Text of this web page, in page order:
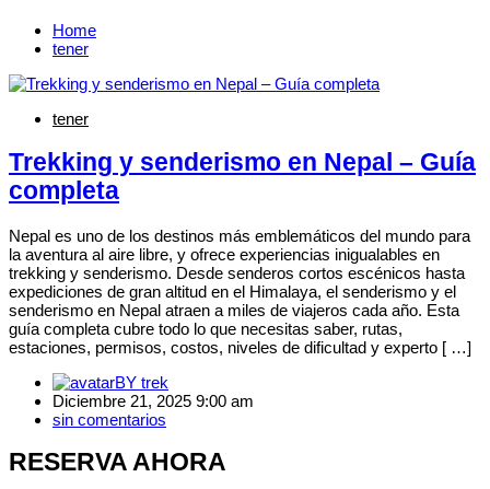
Home
tener
tener
Trekking y senderismo en Nepal – Guía
completa
Nepal es uno de los destinos más emblemáticos del mundo para
la aventura al aire libre, y ofrece experiencias inigualables en
trekking y senderismo. Desde senderos cortos escénicos hasta
expediciones de gran altitud en el Himalaya, el senderismo y el
senderismo en Nepal atraen a miles de viajeros cada año. Esta
guía completa cubre todo lo que necesitas saber, rutas,
estaciones, permisos, costos, niveles de dificultad y experto [ …]
BY trek
Diciembre 21, 2025 9:00 am
sin comentarios
RESERVA AHORA